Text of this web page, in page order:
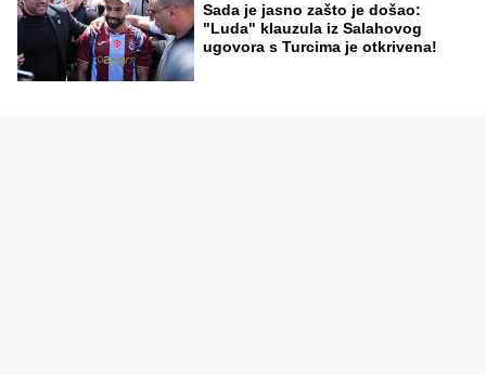
Sada je jasno zašto je došao:
"Luda" klauzula iz Salahovog
ugovora s Turcima je otkrivena!